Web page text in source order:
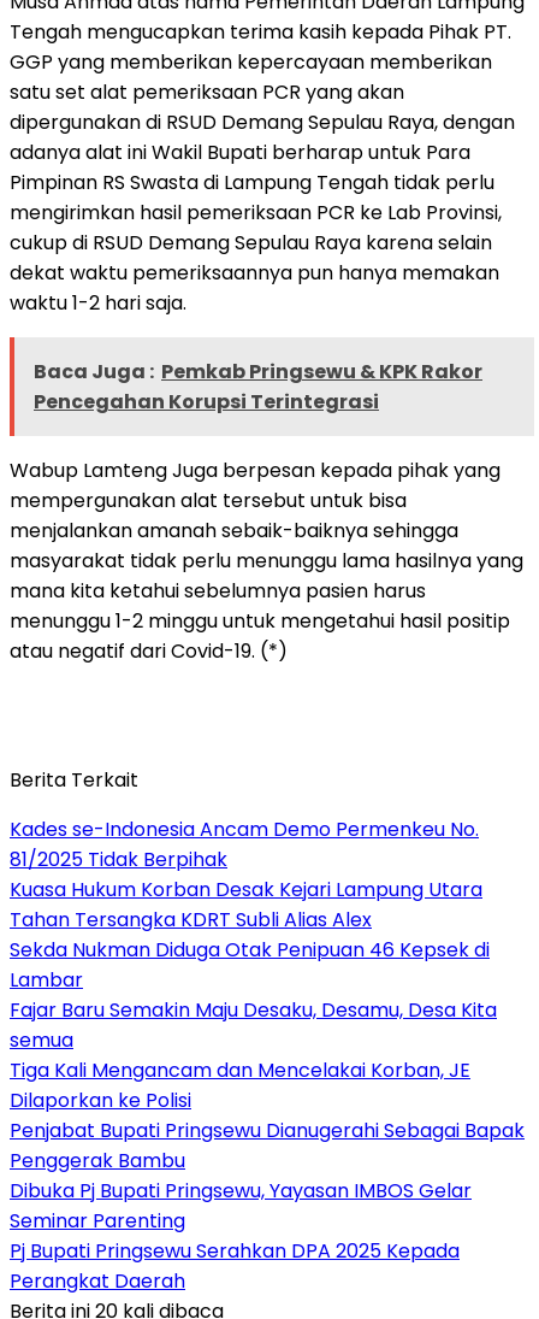
Tengah mengucapkan terima kasih kepada Pihak PT.
GGP yang memberikan kepercayaan memberikan
satu set alat pemeriksaan PCR yang akan
dipergunakan di RSUD Demang Sepulau Raya, dengan
adanya alat ini Wakil Bupati berharap untuk Para
Pimpinan RS Swasta di Lampung Tengah tidak perlu
mengirimkan hasil pemeriksaan PCR ke Lab Provinsi,
cukup di RSUD Demang Sepulau Raya karena selain
dekat waktu pemeriksaannya pun hanya memakan
waktu 1-2 hari saja.
Baca Juga : Pemkab Pringsewu & KPK Rakor
Pencegahan Korupsi Terintegrasi
Wabup Lamteng Juga berpesan kepada pihak yang
mempergunakan alat tersebut untuk bisa
menjalankan amanah sebaik-baiknya sehingga
masyarakat tidak perlu menunggu lama hasilnya yang
mana kita ketahui sebelumnya pasien harus
menunggu 1-2 minggu untuk mengetahui hasil positip
atau negatif dari Covid-19. (*)
Berita Terkait
Kades se-Indonesia Ancam Demo Permenkeu No.
81/2025 Tidak Berpihak
Kuasa Hukum Korban Desak Kejari Lampung Utara
Tahan Tersangka KDRT Subli Alias Alex
Sekda Nukman Diduga Otak Penipuan 46 Kepsek di
Lambar
Fajar Baru Semakin Maju Desaku, Desamu, Desa Kita
semua
Tiga Kali Mengancam dan Mencelakai Korban, JE
Dilaporkan ke Polisi
Penjabat Bupati Pringsewu Dianugerahi Sebagai Bapak
Penggerak Bambu
Dibuka Pj Bupati Pringsewu, Yayasan IMBOS Gelar
Seminar Parenting
Pj Bupati Pringsewu Serahkan DPA 2025 Kepada
Perangkat Daerah
Berita ini 20 kali dibaca